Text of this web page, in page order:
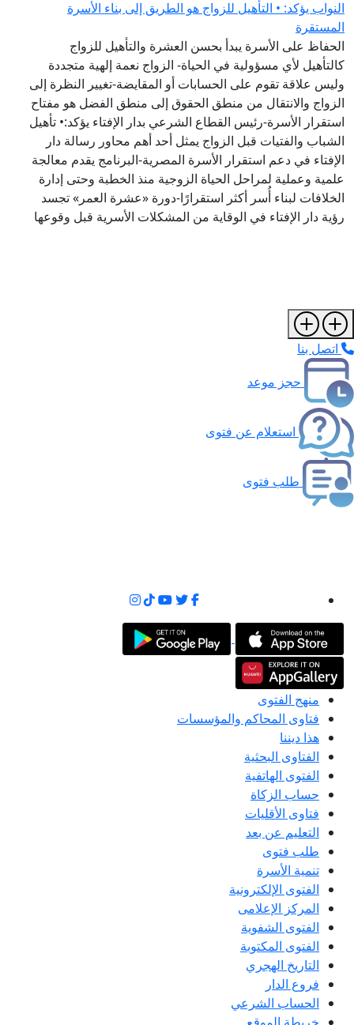
النواب يؤكد: • التأهيل للزواج هو الطريق إلى بناء الأسرة
المستقرة
الحفاظ على الأسرة يبدأ بحسن العشرة والتأهيل للزواج
كالتأهيل لأي مسؤولية في الحياة- الزواج نعمة إلهية متجددة
وليس علاقة تقوم على الحسابات أو المقايضة-تغيير النظرة إلى
الزواج والانتقال من منطق الحقوق إلى منطق الفضل هو مفتاح
استقرار الأسرة-رئيس القطاع الشرعي بدار الإفتاء يؤكد:• تأهيل
الشباب والفتيات قبل الزواج يمثل أحد أهم محاور رسالة دار
الإفتاء في دعم استقرار الأسرة المصرية-البرنامج يقدم معالجة
علمية وعملية لمراحل الحياة الزوجية منذ الخطبة وحتى إدارة
الخلافات لبناء أُسر أكثر استقرارًا-دورة «عشرة العمر» تجسد
رؤية دار الإفتاء في الوقاية من المشكلات الأسرية قبل وقوعها
اتصل بنا
حجز موعد
استعلام عن فتوى
طلب فتوى
منهج الفتوى
فتاوى المحاكم والمؤسسات
هذا ديننا
الفتاوى البحثية
الفتوى الهاتفية
حساب الزكاة
فتاوى الأقليات
التعليم عن بعد
طلب فتوى
تنمية الأسرة
الفتوى الإلكترونية
المركز الإعلامى
الفتوى الشفوية
الفتوى المكتوبة
التاريخ الهجري
فروع الدار
الحساب الشرعي